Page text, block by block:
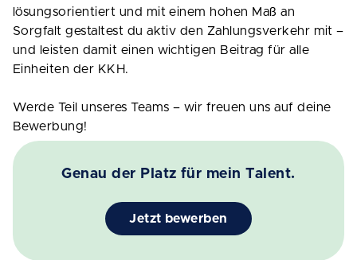
lösungsorientiert und mit einem hohen Maß an
Sorgfalt gestaltest du aktiv den Zahlungsverkehr mit –
und leisten damit einen wichtigen Beitrag für alle
Einheiten der KKH.
Werde Teil unseres Teams – wir freuen uns auf deine
Bewerbung!
Genau der Platz für mein Talent.
Jetzt bewerben